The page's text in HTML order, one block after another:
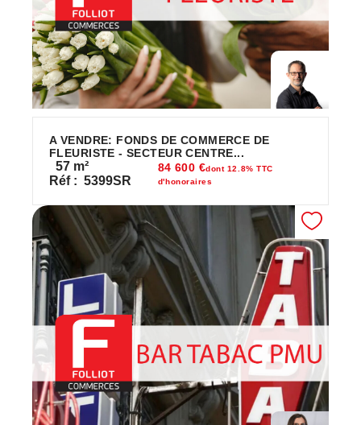
A VENDRE: FONDS DE COMMERCE DE
FLEURISTE - SECTEUR CENTRE...
57 m²
Réf : 5399SR
84 600 €dont 12.8% TTC
d'honoraires